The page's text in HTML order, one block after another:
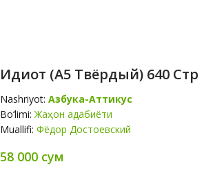
Идиот (А5 Твёрдый) 640 Стр
Nashriyot: Азбука-Аттикус
Bo‘limi:Жаҳон адабиёти
Muallifi: Фёдор Достоевский
58 000 сум